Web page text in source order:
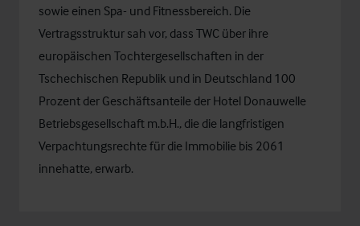
sowie einen Spa- und Fitnessbereich. Die
Vertragsstruktur sah vor, dass TWC über ihre
europäischen Tochtergesellschaften in der
Tschechischen Republik und in Deutschland 100
Prozent der Geschäftsanteile der Hotel Donauwelle
Betriebsgesellschaft m.b.H., die die langfristigen
Verpachtungsrechte für die Immobilie bis 2061
innehatte, erwarb.